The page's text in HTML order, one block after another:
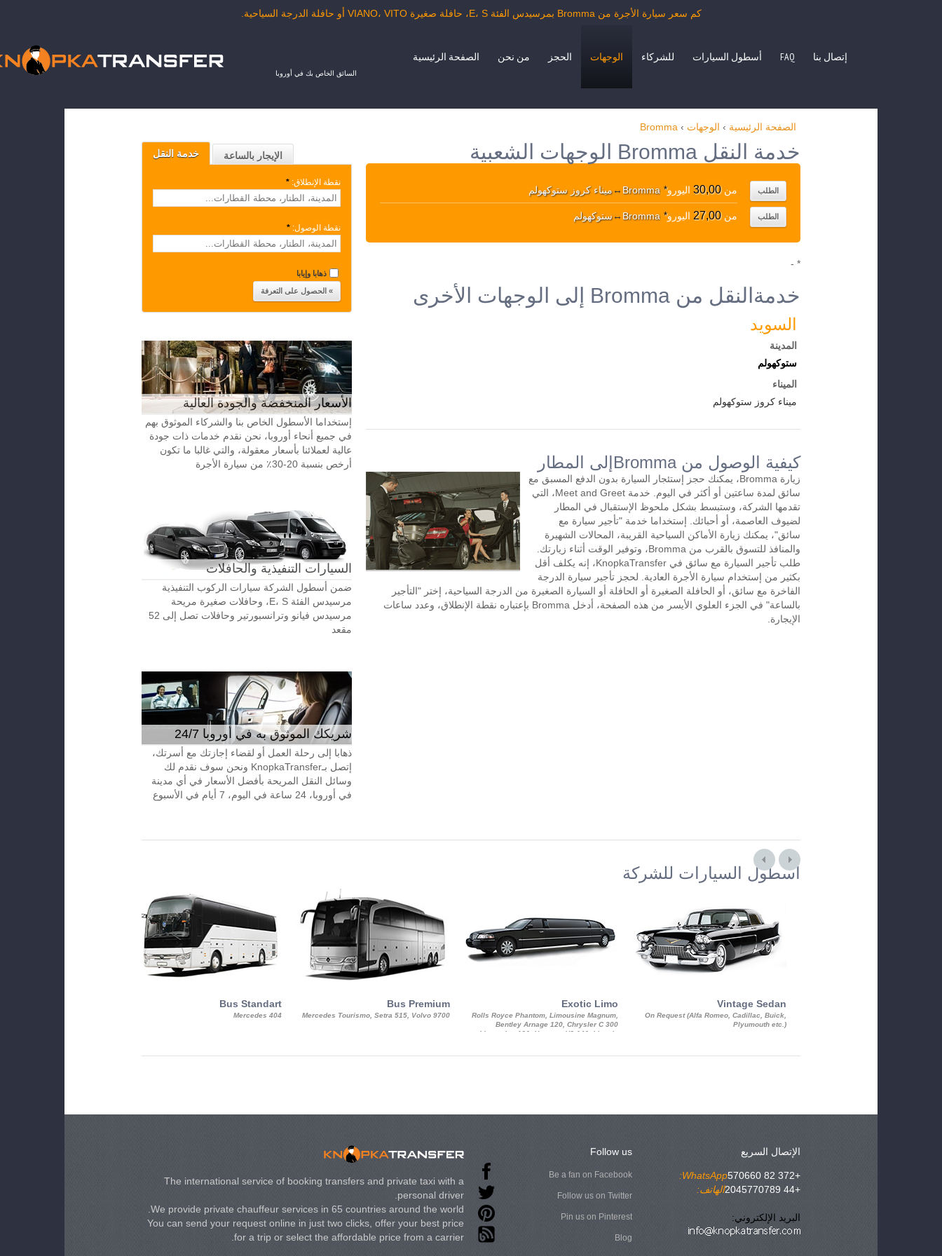
كم سعر سيارة الأجرة من Bromma بمرسيدس الفئة E، S، حافلة صغيرة VIANO، VITO أو حافلة الدرجة السياحية.
السائق الخاص بك في أوروبا
الصفحة الرئيسية من نحن الحجز الوجهات للشركاء أسطول السيارات FAQ إتصال بنا
الصفحة الرئيسية › الوجهات ›
Bromma
خدمة النقل الإيجار بالساعة
نقطة الإنطلاق: *
نقطة الوصول: *
ذهابا وإيابا
الأسعار المنخفضة والجودة العالية
إستخداما الأسطول الخاص بنا والشركاء الموثوق بهم
في جميع أنحاء أوروبا، نحن نقدم خدمات ذات جودة
عالية لعملائنا بأسعار معقولة، والتي غالبا ما تكون
أرخص بنسبة 20-30٪ من سيارة الأجرة
السيارات التنفيذية والحافلات
ضمن أسطول الشركة سيارات الركوب التنفيذية
مرسيدس الفئة E، S، وحافلات صغيرة مريحة
مرسيدس فيانو وترانسبورتير وحافلات تصل إلى 52
مقعد
شريكك الموثوق به في أوروبا 24/7
ذهابا إلى رحلة العمل أو لقضاء إجازتك مع أسرتك،
إتصل بـKnopkaTransfer ونحن سوف نقدم لك
وسائل النقل المريحة بأفضل الأسعار في أي مدينة
في أوروبا، 24 ساعة في اليوم، 7 أيام في الأسبوع
خدمة النقل Bromma الوجهات الشعبية
Bromma
↔ميناء كروز ستوكهولم من30,00 اليورو* الطلب
Bromma
↔ستوكهولم من27,00 اليورو* الطلب
* -
خدمةالنقل من Bromma إلى الوجهات الأخرى
السويد
المدينة
ستوكهولم
الميناء
ميناء كروز ستوكهولم
كيفية الوصول من Brommaإلى المطار
زيارة Bromma، يمكنك حجز إستئجار السيارة بدون الدفع المسبق مع
سائق لمدة ساعتين أو أكثر في اليوم. خدمة Meet and Greet، التي
تقدمها الشركة، وستبسط بشكل ملحوظ الإستقبال في المطار
لضيوف العاصمة، أو أحبائك. إستخداما خدمة "تأجير سيارة مع
سائق"، يمكنك زيارة الأماكن السياحية القريبة، المحالات الشهيرة
والمنافذ للتسوق بالقرب من Bromma، وتوفير الوقت أثناء زيارتك.
طلب تأجير السيارة مع سائق في KnopkaTransfer، إنه يكلف أقل
بكثير من إستخدام سيارة الأجرة العادية. لحجز تأجير سيارة الدرجة
الفاخرة مع سائق، أو الحافلة الصغيرة أو الحافلة أو السيارة الصغيرة من الدرجة السياحية، إختر "التأجير
بالساعة" في الجزء العلوي الأيسر من هذه الصفحة، أدخل Bromma بإعتباره نقطة الإنطلاق، وعدد ساعات
الإيجارة.
أسطول السيارات للشركة
Bus Standart
Mercedes 404
Bus Premium
Mercedes Tourismo, Setra 515, Volvo 9700
Exotic Limo
Rolls Royce Phantom, Limousine Magnum,
Bentley Arnage 120, Chrysler C 300
Limousine 130, Hummer H3 140, Lincoln
Vintage Sedan
On Request (Alfa Romeo, Cadillac, Buick,
Plyumouth etc.)
The international service of booking transfers and private taxi with a
personal driver.
We provide private chauffeur services in 65 countries around the world.
You can send your request online in just two clicks, offer your best price
for a trip or select the affordable price from a carrier.
Follow us
Be a fan on Facebook
Follow us on Twitter
Pin us on Pinterest
Blog
الإتصال السريع
WhatsApp:
+372 82 570660
الهاتف:
+44 2045770789
البريد الإلكتروني: